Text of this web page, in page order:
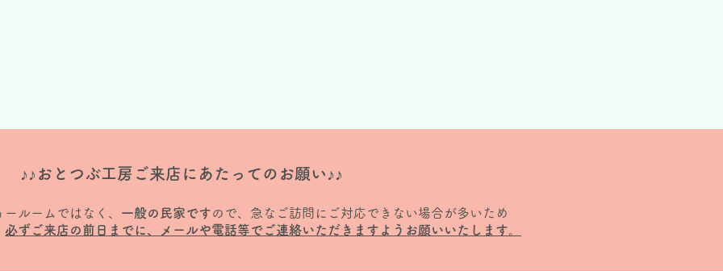
♪♪おとつぶ工房ご来店にあたってのお願い♪♪
ルームではなく、 一般の民家ですので、急なご訪問にご対応できない場合が多いため
必ずご来店の前日までに、メールや電話等でご連絡いただきますようお願いいたします。